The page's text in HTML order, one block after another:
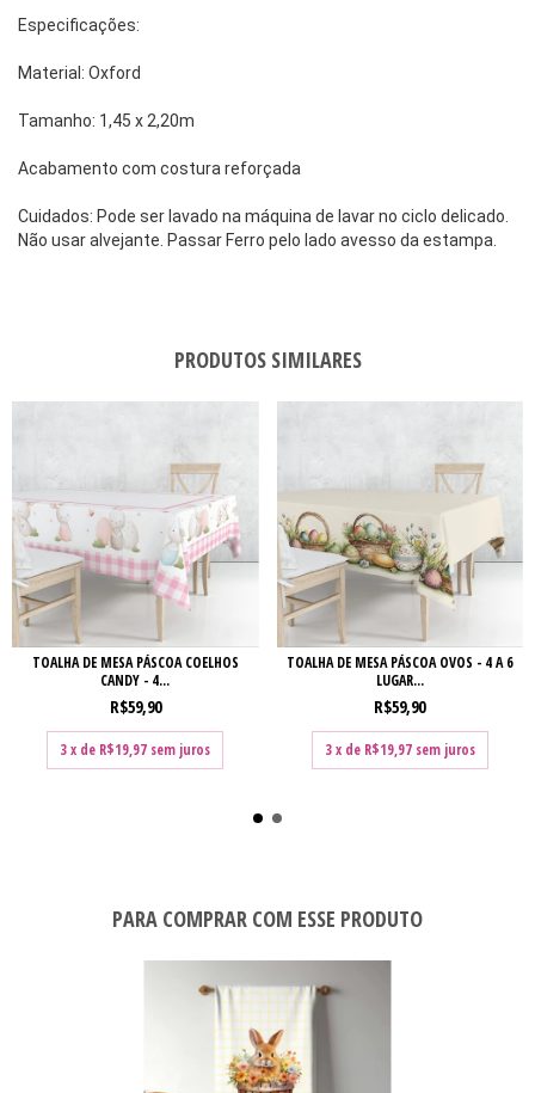
Especificações:
Material: Oxford
Tamanho: 1,45 x 2,20m
Acabamento com costura reforçada
Cuidados: Pode ser lavado na máquina de lavar no ciclo delicado.
Não usar alvejante. Passar Ferro pelo lado avesso da estampa.
PRODUTOS SIMILARES
TOALHA DE MESA PÁSCOA COELHOS
CANDY - 4...
R$59,90
3x de R$19,97 sem juros
TOALHA DE MESA PÁSCOA OVOS - 4 A 6
LUGAR...
R$59,90
3x de R$19,97 sem juros
PARA COMPRAR COM ESSE PRODUTO